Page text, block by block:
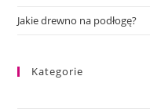
Jakie drewno na podłogę?
Kategorie